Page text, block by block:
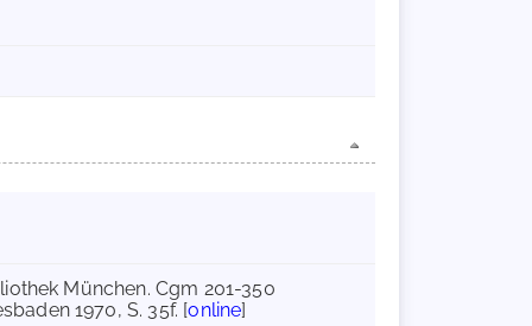
München. Cgm 201-350
1970, S. 35f. [online]